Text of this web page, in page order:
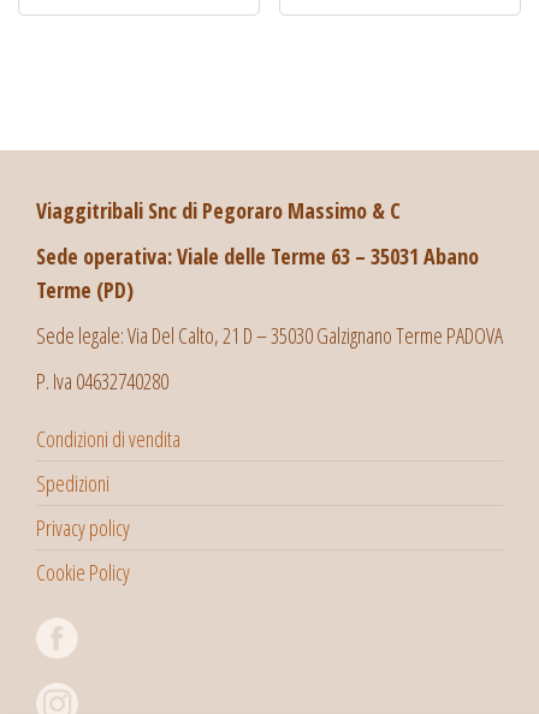
Viaggitribali Snc di Pegoraro Massimo & C
Sede operativa: Viale delle Terme 63 – 35031 Abano
Terme (PD)
Sede legale: Via Del Calto, 21 D – 35030 Galzignano Terme PADOVA
P. Iva 04632740280
Condizioni di vendita
Spedizioni
Privacy policy
Cookie Policy